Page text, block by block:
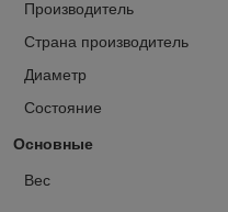
Производитель
Страна производитель
Диаметр
Состояние
Основные
Вес